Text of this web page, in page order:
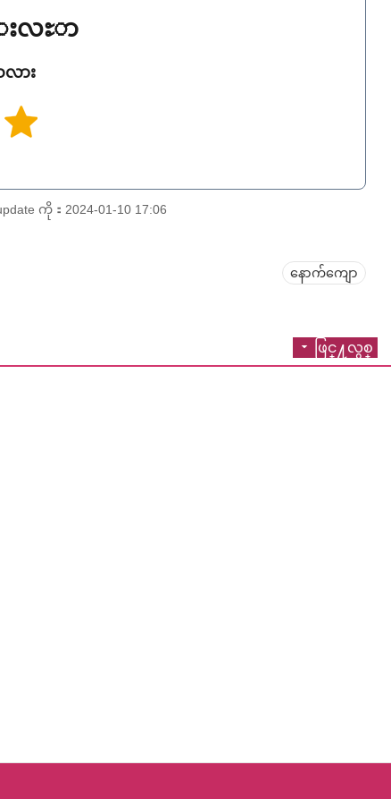
းလႊာ
ား
ကို：2024-01-10 17:06
နောက်ကျော
ဖြင္႔လွစ္